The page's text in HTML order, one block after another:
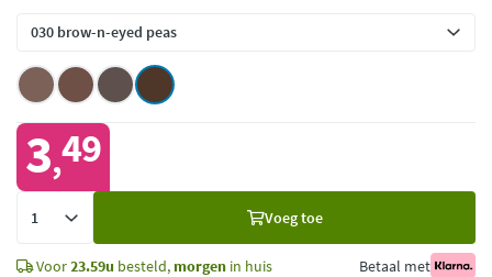
3,49
Voeg toe
Voor23.59u besteld, morgen in huis Betaal met